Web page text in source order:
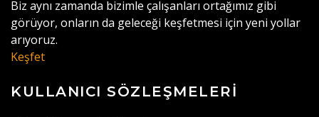
Biz aynı zamanda bizimle çalışanları ortağımız gibi
görüyor, onların da geleceği keşfetmesi için yeni yollar
arıyoruz.
Keşfet
KULLANICI SÖZLEŞMELERI